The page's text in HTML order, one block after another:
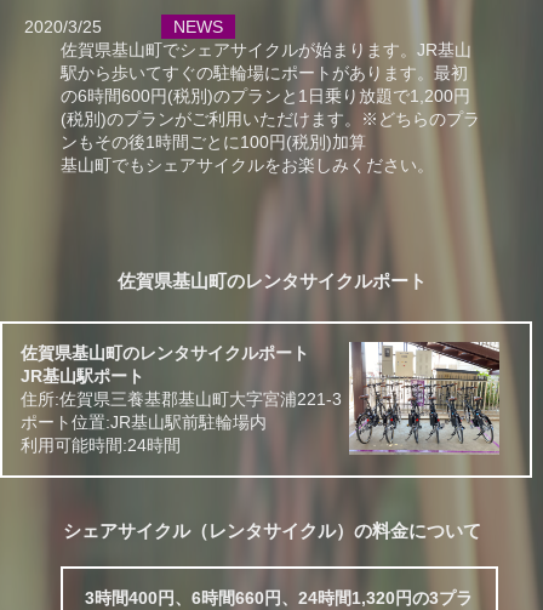
2020/3/25
NEWS
佐賀県基山町でシェアサイクルが始まります。JR基山
駅から歩いてすぐの駐輪場にポートがあります。最初
の6時間600円(税別)のプランと1日乗り放題で1,200円
(税別)のプランがご利用いただけます。※どちらのプラ
ンもその後1時間ごとに100円(税別)加算
基山町でもシェアサイクルをお楽しみください。
佐賀県基山町のレンタサイクルポート
佐賀県基山町のレンタサイクルポート
JR基山駅ポート
住所:佐賀県三養基郡基山町大字宮浦221-3
ポート位置:JR基山駅前駐輪場内
利用可能時間:24時間
シェアサイクル（レンタサイクル）の料金について
3時間400円、6時間660円、24時間1,320円の3プラ